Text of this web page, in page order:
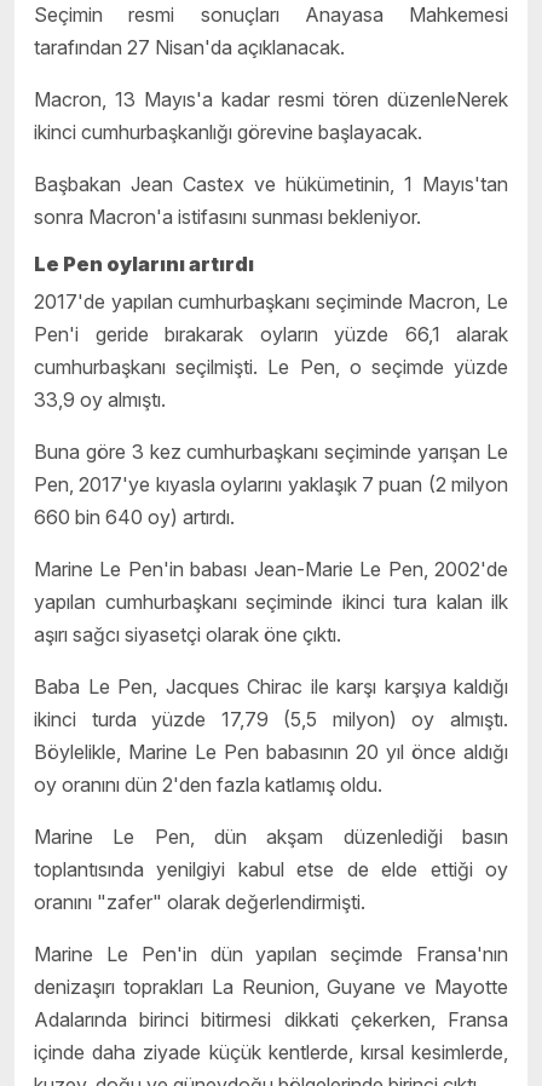
Seçimin resmi sonuçları Anayasa Mahkemesi
tarafından 27 Nisan'da açıklanacak.
Macron, 13 Mayıs'a kadar resmi tören düzenleNerek
ikinci cumhurbaşkanlığı görevine başlayacak.
Başbakan Jean Castex ve hükümetinin, 1 Mayıs'tan
sonra Macron'a istifasını sunması bekleniyor.
Le Pen oylarını artırdı
2017'de yapılan cumhurbaşkanı seçiminde Macron, Le
Pen'i geride bırakarak oyların yüzde 66,1 alarak
cumhurbaşkanı seçilmişti. Le Pen, o seçimde yüzde
33,9 oy almıştı.
Buna göre 3 kez cumhurbaşkanı seçiminde yarışan Le
Pen, 2017'ye kıyasla oylarını yaklaşık 7 puan (2 milyon
660 bin 640 oy) artırdı.
Marine Le Pen'in babası Jean-Marie Le Pen, 2002'de
yapılan cumhurbaşkanı seçiminde ikinci tura kalan ilk
aşırı sağcı siyasetçi olarak öne çıktı.
Baba Le Pen, Jacques Chirac ile karşı karşıya kaldığı
ikinci turda yüzde 17,79 (5,5 milyon) oy almıştı.
Böylelikle, Marine Le Pen babasının 20 yıl önce aldığı
oy oranını dün 2'den fazla katlamış oldu.
Marine Le Pen, dün akşam düzenlediği basın
toplantısında yenilgiyi kabul etse de elde ettiği oy
oranını "zafer" olarak değerlendirmişti.
Marine Le Pen'in dün yapılan seçimde Fransa'nın
denizaşırı toprakları La Reunion, Guyane ve Mayotte
Adalarında birinci bitirmesi dikkati çekerken, Fransa
içinde daha ziyade küçük kentlerde, kırsal kesimlerde,